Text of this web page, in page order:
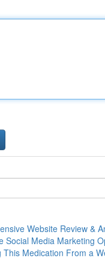
Website Review &
Social Media Marketing
This Medication From a